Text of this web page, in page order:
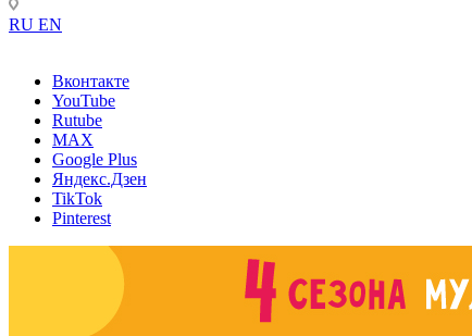
RU EN
Вконтакте
YouTube
Rutube
MAX
Google Plus
Яндекс.Дзен
TikTok
Pinterest